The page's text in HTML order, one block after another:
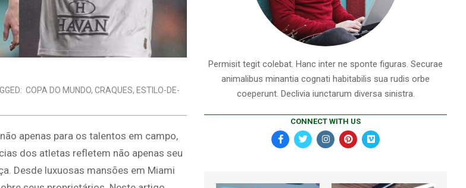
COPA DO MUNDO, CRAQUES, ESTILO-DE-
apenas para os talentos em campo,
dos atletas refletem não apenas seu
Desde luxuosas mansões em Miami
Permisit tegit colebat. Hanc inter ne sponte figuras. Securae
animalibus minantia cognati habitabilis sua rudis orbe
coeperunt. Declivia iunctarum diversa sinistra.
CONNECT WITH US